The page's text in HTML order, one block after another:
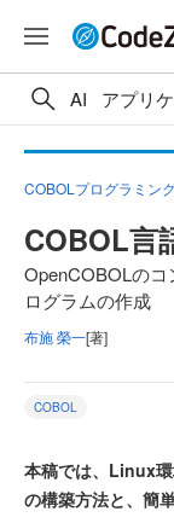
AI アプリ
COBOLプログラミン
COBOL言
OpenCOBOLの
ログラムの作成
布施 榮一[著]
COBOL
本稿では、Linux
の構築方法と、簡